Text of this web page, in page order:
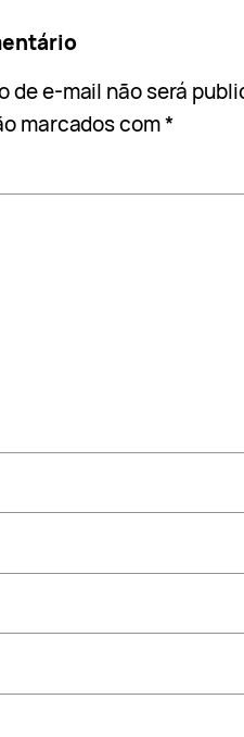
de e-mail não será
marcados com*